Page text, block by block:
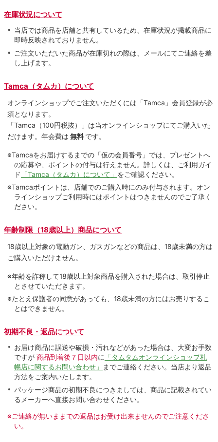
在庫状況について
当店では商品を店舗と共有しているため、在庫状況が掲載商品に
即時反映されておりません。
ご注文いただいた商品が在庫切れの際は、メールにてご連絡を差
し上げます。
Tamca（タムカ）について
オンラインショップでご注⽂いただくには「Tamca」会員登録が必
須となります。
「Tamca （100円税抜）
」は当オンラインショップにてご購⼊いた
だけます。 年会費は 無料 です。
※Tamcaをお届けするまでの「仮の会員番号」では、プレゼントへ
の応募や、ポイントの付与は⾏えません。詳しくは、ご利⽤ガイ
ド 「Tamca（タムカ）について」 をご確認ください。
※Tamcaポイントは、店舗でのご購⼊時にのみ付与されます。オン
ラインショップご利用時にはポイントはつきませんのでご了承く
ださい。
年齢制限（18歳以上）商品について
18歳以上対象の電動ガン、ガスガンなどの商品は、18歳未満の方は
ご購入いただけません。
※年齢を詐称して18歳以上対象商品を購入された場合は、取引停止
とさせていただきます。
※たとえ保護者の同意があっても、18歳未満の方にはお売りするこ
とはできません。
初期不良・返品について
お届け商品に誤送や破損・汚れなどがあった場合は、大変お手数
ですが 商品到着後７日以内に 「タムタムオンラインショップ札
幌店に関するお問い合わせ」
までご連絡ください。当店より返品
方法をご案内いたします。
パッケージ商品の初期不良につきましては、商品に記載されてい
るメーカーへ直接お問い合わせください。
※ご連絡が無いままでの返品はお受け出来ませんのでご注意くださ
い。